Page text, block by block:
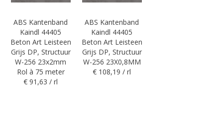
ABS Kantenband
Kaindl 44405
Beton Art Leisteen
Grijs DP, Structuur
W-256 23x2mm
Rol à 75 meter
€ 91,63 / rl
ABS Kantenband
Kaindl 44405
Beton Art Leisteen
Grijs DP, Structuur
W-256 23X0,8MM
€ 108,19 / rl